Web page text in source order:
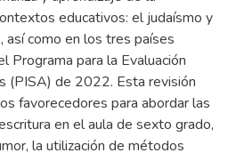
educativos: el judaísmo y
así como en los tres países
Programa para la Evaluación
(PISA) de 2022. Esta revisión
favorecedores para abordar las
en el aula de sexto grado,
la utilización de métodos